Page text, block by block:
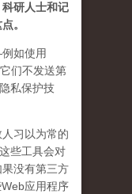
研人士和记
。
如使用
们不发送第
私保护技
习以为常的
些工具会对
没有第三方
应用程序